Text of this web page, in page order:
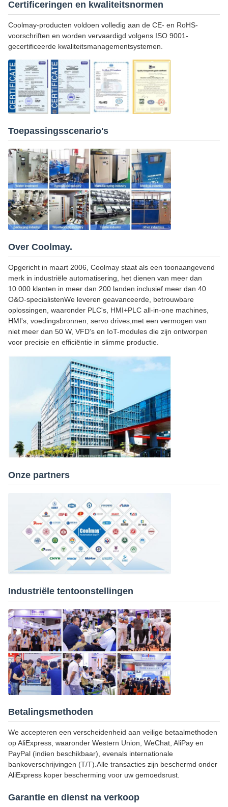
Certificeringen en kwaliteitsnormen
Coolmay-producten voldoen volledig aan de CE- en RoHS-
voorschriften en worden vervaardigd volgens ISO 9001-
gecertificeerde kwaliteitsmanagementsystemen.
Toepassingsscenario's
Over Coolmay.
Opgericht in maart 2006, Coolmay staat als een toonaangevend
merk in industriële automatisering, het dienen van meer dan
10.000 klanten in meer dan 200 landen.inclusief meer dan 40
O&O-specialistenWe leveren geavanceerde, betrouwbare
oplossingen, waaronder PLC's, HMI+PLC all-in-one machines,
HMI's, voedingsbronnen, servo drives,met een vermogen van
niet meer dan 50 W, VFD's en IoT-modules die zijn ontworpen
voor precisie en efficiëntie in slimme productie.
Onze partners
Industriële tentoonstellingen
Betalingsmethoden
We accepteren een verscheidenheid aan veilige betaalmethoden
op AliExpress, waaronder Western Union, WeChat, AliPay en
PayPal (indien beschikbaar), evenals internationale
bankoverschrijvingen (T/T).Alle transacties zijn beschermd onder
AliExpress koper bescherming voor uw gemoedsrust.
Garantie en dienst na verkoop